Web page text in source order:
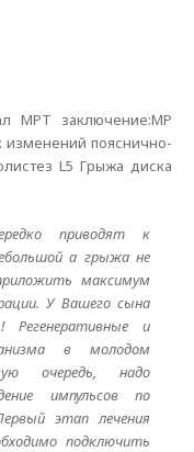
МРТ заключение:МР
изменений пояснично-
L5 Грыжа диска
приводят к
а грыжа не
максимум
У Вашего сына
и
в молодом
очередь, надо
импульсов по
этап лечения
подключить